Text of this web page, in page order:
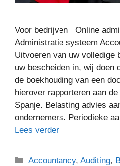
Voor bedrijven Online
Administratie systeem
Uitvoeren van uw volledige
uw bescheiden in, wij doen
de boekhouding van een
hierover rapporteren aan
Spanje. Belasting advies
ondernemers. Periodieke
Lees verder
Categorieën
Accountancy,Auditing,